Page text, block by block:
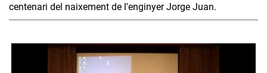
centenari del naixement de l'enginyer Jorge Juan.